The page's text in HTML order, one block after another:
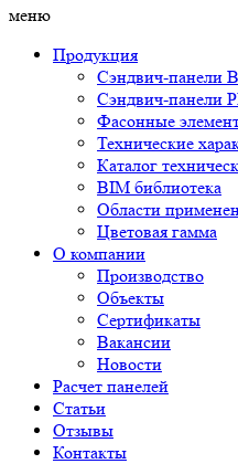
меню
Продукция
Сэндвич-панели
Сэндвич-панели
Фасонные
Технические
Каталог
BIM библиотека
Области
Цветовая гамма
О компании
Производство
Объекты
Сертификаты
Вакансии
Новости
Расчет панелей
Статьи
Отзывы
Контакты